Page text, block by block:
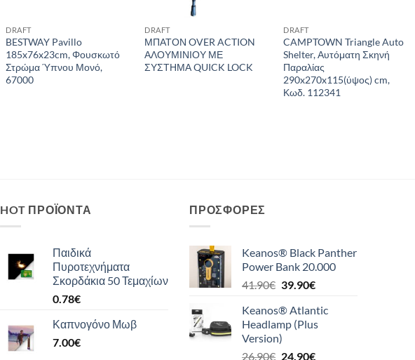
DRAFT
BESTWAY Pavillo
185x76x23cm, Φουσκωτό
Στρώμα Ύπνου Μονό,
67000
DRAFT
ΜΠΑΤΟΝ OVER ACTION
ΑΛΟΥΜΙΝΙΟΥ ΜΕ
ΣΥΣΤΗΜΑ QUICK LOCK
DRAFT
CAMPTOWN Triangle Auto
Shelter, Αυτόματη Σκηνή
Παραλίας
290x270x115(ύψος) cm,
Κωδ. 112341
HOT ΠΡΟΪΌΝΤΑ
Παιδικά
Πυροτεχνήματα
Σκορδάκια 50 Τεμαχίων
0.78€
Καπνογόνο Μωβ
7.00€
ΠΡΟΣΦΟΡΈΣ
Keanos® Black Panther
Power Bank 20.000
41.90€ Original
was:
41.90€.
39.90€Η
τιμή
είναι:
Keanos® Atlantic
Headlamp (Plus
Version)
26.90€ Original
24.90€Η